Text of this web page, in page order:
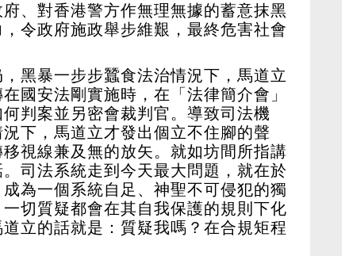
、對香港警方作無理無據的蓄意抹黑
令政府施政舉步維艱，最終危害社會
黑暴一步步蠶食法治情況下，馬道立
國安法剛實施時，在「法律簡介會」
何判案並另密會裁判官。導致司法機
下，馬道立才發出個立不住腳的聲
視線兼及無的放矢。就如坊間所指講
司法系統走到今天最大問題，就在於
成為一個系統自足、神聖不可侵犯的獨
切質疑都會在其自我保護的規則下化
立的話就是：質疑我嗎？在合規矩程